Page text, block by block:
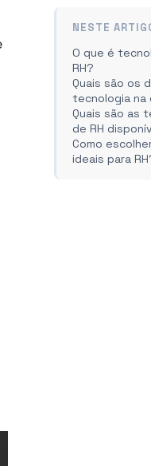
NESTE
O que é
RH?
Quais são os
tecnologia na
Quais são as
de RH
Como
ideais para